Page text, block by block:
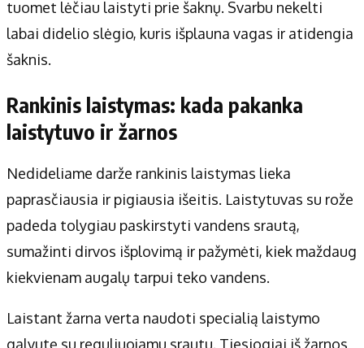
tuomet lėčiau laistyti prie šaknų. Svarbu nekelti
labai didelio slėgio, kuris išplauna vagas ir atidengia
šaknis.
Rankinis laistymas: kada pakanka
laistytuvo ir žarnos
Nedideliame darže rankinis laistymas lieka
paprasčiausia ir pigiausia išeitis. Laistytuvas su rože
padeda tolygiau paskirstyti vandens srautą,
sumažinti dirvos išplovimą ir pažymėti, kiek maždaug
kiekvienam augalų tarpui teko vandens.
Laistant žarna verta naudoti specialią laistymo
galvutę su reguliuojamu srautu. Tiesiogiai iš žarnos